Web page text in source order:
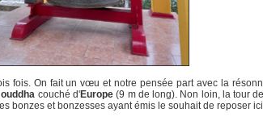
fois. On fait un vœu et notre pensée part avec la
couché d'Europe(9 m de long). Non loin, la tour
bonzes et bonzesses ayant émis le souhait de reposer